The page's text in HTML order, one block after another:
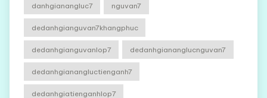
danhgianangluc7 nguvan7
dedanhgianguvan7khangphuc
dedanhgianguvanlop7 dedanhgiananglucnguvan7
dedanhgianangluctienganh7
dedanhgiatienganhlop7